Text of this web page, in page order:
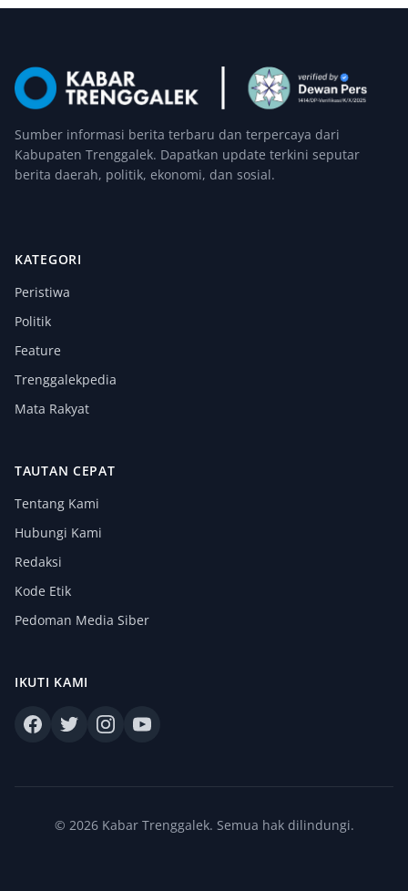
Sumber informasi berita terbaru dan terpercaya dari
Kabupaten Trenggalek. Dapatkan update terkini seputar
berita daerah, politik, ekonomi, dan sosial.
KATEGORI
Peristiwa
Politik
Feature
Trenggalekpedia
Mata Rakyat
TAUTAN CEPAT
Tentang Kami
Hubungi Kami
Redaksi
Kode Etik
Pedoman Media Siber
IKUTI KAMI
© 2026 Kabar Trenggalek. Semua hak dilindungi.